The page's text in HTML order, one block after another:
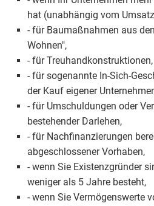
hat (unabhängig vom
- für Baumaßnahmen aus
Wohnen",
- für Treuhandkonstruktionen,
- für sogenannte In-Sich-
der Kauf eigener
- für Umschuldungen oder
bestehender Darlehen,
- für Nachfinanzierungen
abgeschlossener Vorhaben,
- wenn Sie Existenzgründer
weniger als 5 Jahre besteht,
- wenn Sie Vermögenswerte